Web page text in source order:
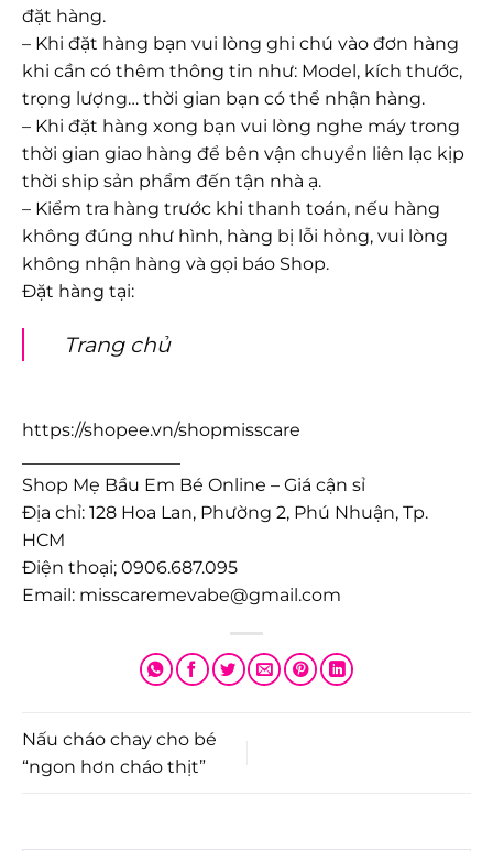
đặt hàng.
– Khi đặt hàng bạn vui lòng ghi chú vào đơn hàng
khi cần có thêm thông tin như: Model, kích thước,
trọng lượng… thời gian bạn có thể nhận hàng.
– Khi đặt hàng xong bạn vui lòng nghe máy trong
thời gian giao hàng để bên vận chuyển liên lạc kịp
thời ship sản phẩm đến tận nhà ạ.
– Kiểm tra hàng trước khi thanh toán, nếu hàng
không đúng như hình, hàng bị lỗi hỏng, vui lòng
không nhận hàng và gọi báo Shop.
Đặt hàng tại:
Trang chủ
https://shopee.vn/shopmisscare
Shop Mẹ Bầu Em Bé Online – Giá cận sỉ
Địa chỉ: 128 Hoa Lan, Phường 2, Phú Nhuận, Tp.
HCM
Điện thoại; 0906.687.095
Email: misscaremevabe@gmail.com
Nấu cháo chay cho bé
“ngon hơn cháo thịt”